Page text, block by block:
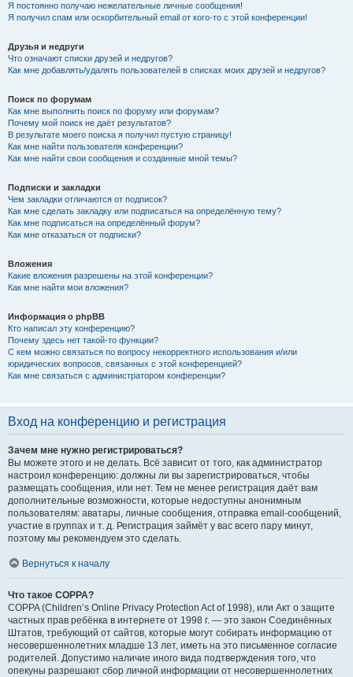
Я постоянно получаю нежелательные личные сообщения!
Я получил спам или оскорбительный email от кого-то с этой конференции!
Друзья и недруги
Что означают списки друзей и недругов?
Как мне добавлять/удалять пользователей в списках моих друзей и недругов?
Поиск по форумам
Как мне выполнить поиск по форуму или форумам?
Почему мой поиск не даёт результатов?
В результате моего поиска я получил пустую страницу!
Как мне найти пользователя конференции?
Как мне найти свои сообщения и созданные мной темы?
Подписки и закладки
Чем закладки отличаются от подписок?
Как мне сделать закладку или подписаться на определённую тему?
Как мне подписаться на определённый форум?
Как мне отказаться от подписки?
Вложения
Какие вложения разрешены на этой конференции?
Как мне найти мои вложения?
Информация о phpBB
Кто написал эту конференцию?
Почему здесь нет такой-то функции?
С кем можно связаться по вопросу некорректного использования и/или
юридических вопросов, связанных с этой конференцией?
Как мне связаться с администратором конференции?
Вход на конференцию и регистрация
Зачем мне нужно регистрироваться?
Вы можете этого и не делать. Всё зависит от того, как администратор
настроил конференцию: должны ли вы зарегистрироваться, чтобы
размещать сообщения, или нет. Тем не менее регистрация даёт вам
дополнительные возможности, которые недоступны анонимным
пользователям: аватары, личные сообщения, отправка email-сообщений,
участие в группах и т. д. Регистрация займёт у вас всего пару минут,
поэтому мы рекомендуем это сделать.
Вернуться к началу
Что такое COPPA?
COPPA (Children’s Online Privacy Protection Act of 1998), или Акт о защите
частных прав ребёнка в интернете от 1998 г. — это закон Соединённых
Штатов, требующий от сайтов, которые могут собирать информацию от
несовершеннолетних младше 13 лет, иметь на это письменное согласие
родителей. Допустимо наличие иного вида подтверждения того, что
опекуны разрешают сбор личной информации от несовершеннолетних